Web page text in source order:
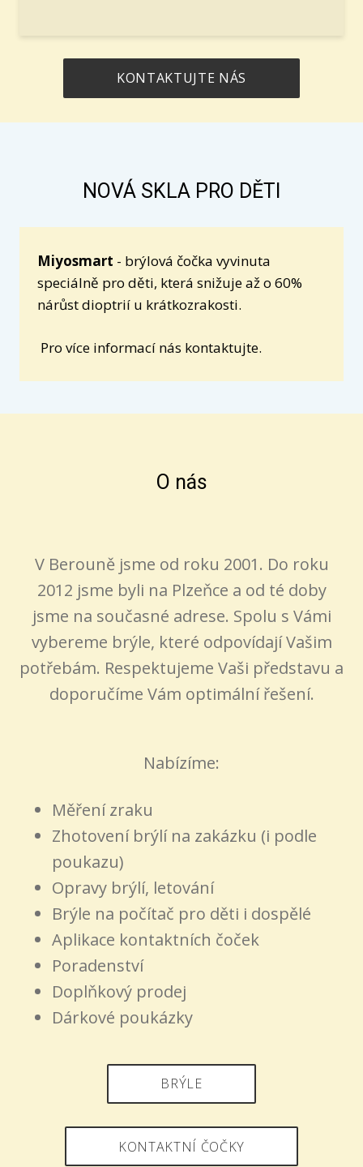
KONTAKTUJTE NÁS
NOVÁ SKLA PRO DĚTI
Miyosmart - brýlová čočka vyvinuta
speciálně pro děti, která snižuje až o 60%
nárůst dioptrií u krátkozrakosti.
Pro více informací nás kontaktujte.
O nás
V Berouně jsme od roku 2001. Do roku
2012 jsme byli na Plzeňce a od té doby
jsme na současné adrese. Spolu s Vámi
vybereme brýle, které odpovídají Vašim
potřebám. Respektujeme Vaši představu a
doporučíme Vám optimální řešení.
Nabízíme:
Měření zraku
Zhotovení brýlí na zakázku (i podle
poukazu)
Opravy brýlí, letování
Brýle na počítač pro děti i dospělé
Aplikace kontaktních čoček
Poradenství
Doplňkový prodej
Dárkové poukázky
BRÝLE
KONTAKTNÍ ČOČKY